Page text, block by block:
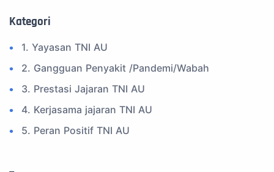
Kategori
1. Yayasan TNI AU
2. Gangguan Penyakit /Pandemi/Wabah
3. Prestasi Jajaran TNI AU
4. Kerjasama jajaran TNI AU
5. Peran Positif TNI AU